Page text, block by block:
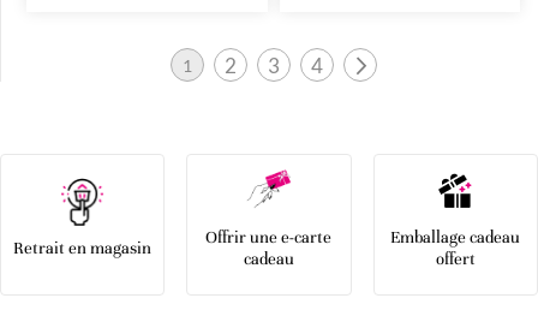
Page
Vous lisez actuellement la page
1 Page
2 Page
3 Page
4 Page
Suivant
Retrait en magasin
Offrir une e-carte
cadeau
Emballage cadeau
offert